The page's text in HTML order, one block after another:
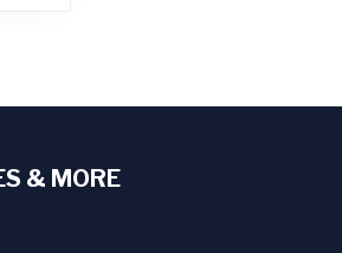
& MORE